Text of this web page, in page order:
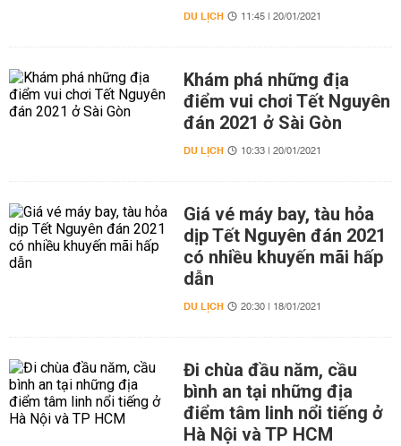
DU LỊCH 11:45 | 20/01/2021
Khám phá những địa
điểm vui chơi Tết Nguyên
đán 2021 ở Sài Gòn
DU LỊCH 10:33 | 20/01/2021
Giá vé máy bay, tàu hỏa
dịp Tết Nguyên đán 2021
có nhiều khuyến mãi hấp
dẫn
DU LỊCH 20:30 | 18/01/2021
Đi chùa đầu năm, cầu
bình an tại những địa
điểm tâm linh nổi tiếng ở
Hà Nội và TP HCM